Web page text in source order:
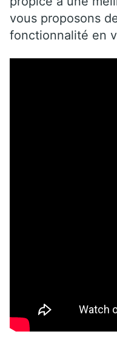
vous proposons
fonctionnalité en